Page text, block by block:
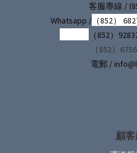
客服專線 /
Whatsapp /（852）
（852）
（852）
電郵 /
顧